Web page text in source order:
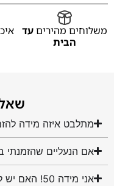
משלוחים מהיריםעד
הבית
מתלבט איזה מידה
אם הנעליים שהזמנתי
אני מידה 50! האם יש לכם נעליים במידה שלי?